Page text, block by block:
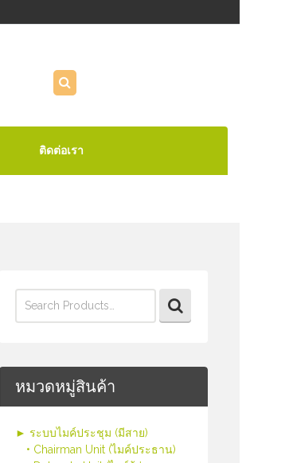
ติดต่อเรา
for:
หมวดหมู่สินค้า
► ระบบไมค์ประชุม (มีสาย)
• Chairman Unit (ไมค์ประธาน)